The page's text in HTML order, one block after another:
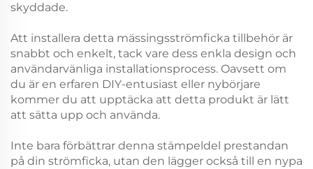
skyddade.
Att installera detta mässingsströmficka tillbehör är
snabbt och enkelt, tack vare dess enkla design och
användarvänliga installationsprocess. Oavsett om
du är en erfaren DIY-entusiast eller nybörjare
kommer du att upptäcka att detta produkt är lätt
att sätta upp och använda.
Inte bara förbättrar denna stämpeldel prestandan
på din strömficka, utan den lägger också till en nypa